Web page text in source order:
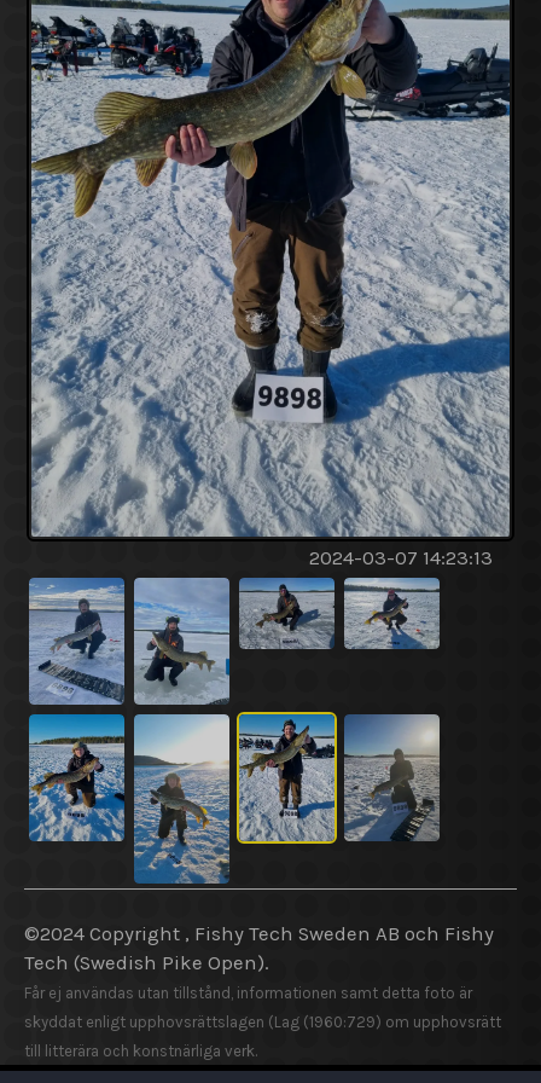
2024-03-07 14:23:13
©2024 Copyright , Fishy Tech Sweden AB och Fishy
Tech (Swedish Pike Open).
Får ej användas utan tillstånd, informationen samt detta foto är
skyddat enligt upphovsrättslagen (Lag (1960:729) om upphovsrätt
till litterära och konstnärliga verk.